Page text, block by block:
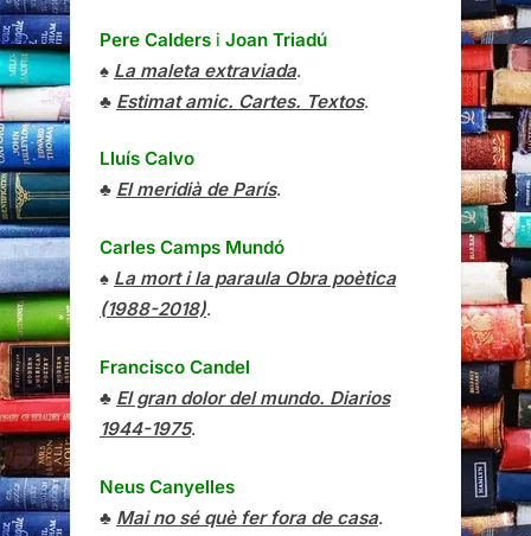
Pere Calders i Joan Triadú
♠ La maleta extraviada.
♣ Estimat amic. Cartes. Textos.
Lluís Calvo
♣ El meridià de París.
Carles Camps Mundó
♠ La mort i la paraula Obra poètica
(1988-2018).
Francisco Candel
♣ El gran dolor del mundo. Diarios
1944-1975.
Neus Canyelles
♣ Mai no sé què fer fora de casa.